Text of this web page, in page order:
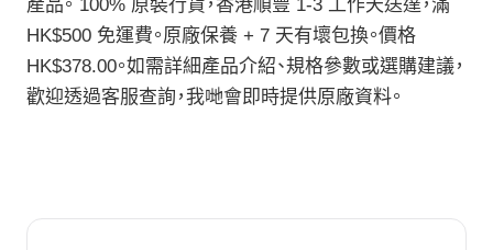
產品。 100% 原裝行貨，香港順豐 1-3 工作天送達，滿
HK$500 免運費。原廠保養 + 7 天有壞包換。價格
HK$378.00。如需詳細產品介紹、規格參數或選購建議，
歡迎透過客服查詢，我哋會即時提供原廠資料。